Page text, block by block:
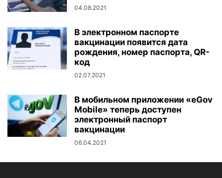
04.08.2021
В электронном паспорте
вакцинации появится дата
рождения, номер паспорта, QR-
код
02.07.2021
В мобильном приложении «eGov
Mobile» теперь доступен
электронный паспорт
вакцинации
06.04.2021